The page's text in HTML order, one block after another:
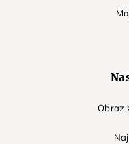
Obraz